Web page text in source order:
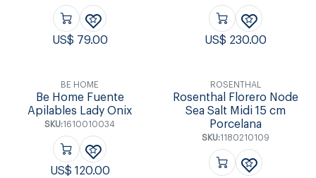
US$ 79.00 US$ 230.00
BE HOME
Be Home Fuente
Apilables Lady Onix
SKU:1610010034
US$ 120.00
ROSENTHAL
Rosenthal Florero Node
Sea Salt Midi 15 cm
Porcelana
SKU:1180210109